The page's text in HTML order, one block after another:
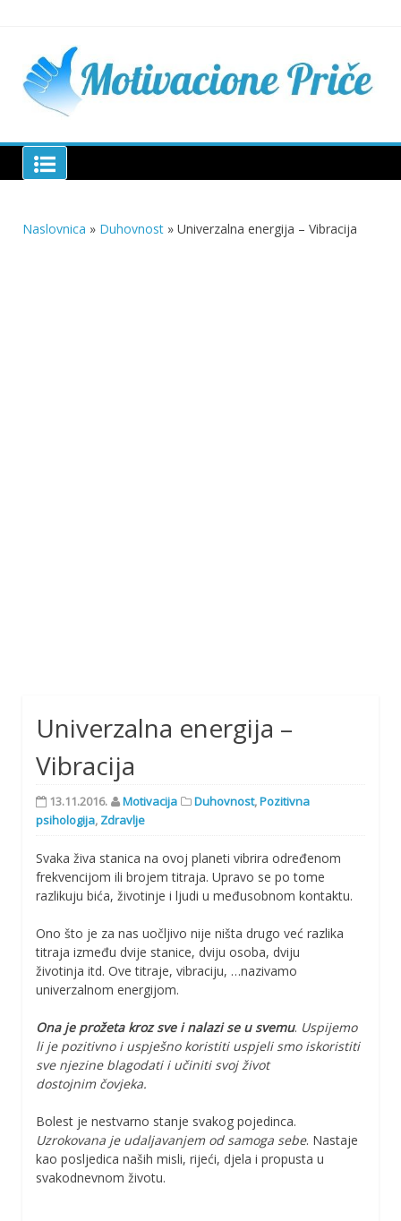
Motivacione Priče
Naslovnica » Duhovnost » Univerzalna energija – Vibracija
Univerzalna energija –
Vibracija
13.11.2016. Motivacija Duhovnost,Pozitivna
psihologija, Zdravlje
Svaka živa stanica na ovoj planeti vibrira određenom
frekvencijom ili brojem titraja. Upravo se po tome
razlikuju bića, životinje i ljudi u međusobnom kontaktu.
Ono što je za nas uočljivo nije ništa drugo već razlika
titraja između dvije stanice, dviju osoba, dviju
životinja itd. Ove titraje, vibraciju, …nazivamo
univerzalnom energijom.
Ona je prožeta kroz sve i nalazi se u svemu. Uspijemo
li je pozitivno i uspješno koristiti uspjeli smo iskoristiti
sve njezine blagodati i učiniti svoj život
dostojnim čovjeka.
Bolest je nestvarno stanje svakog pojedinca.
Uzrokovana je udaljavanjem od samoga sebe. Nastaje
kao posljedica naših misli, rijeći, djela i propusta u
svakodnevnom životu.